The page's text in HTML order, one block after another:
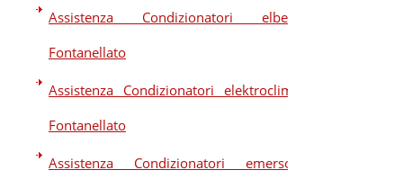
Assistenza Condizionatori elberg
Fontanellato
Assistenza Condizionatori elektroclima
Fontanellato
Assistenza Condizionatori emerson